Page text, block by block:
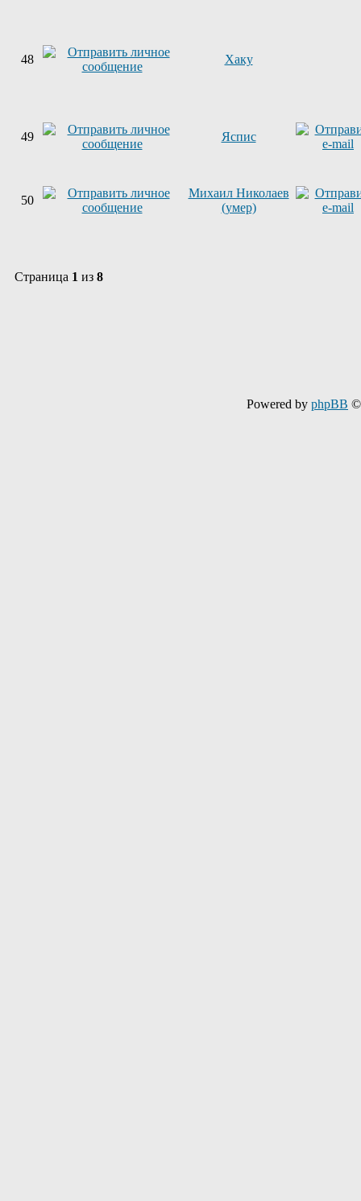
48 Хаку
49 Яспис
50
Михаил Николаев
(умер)
Страница 1 из 8
Powered by phpBB ©